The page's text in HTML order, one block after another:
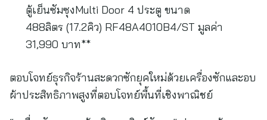
ตู้เย็นซัมซุงMulti Door 4 ประตู ขนาด
488ลิตร (17.2คิว) RF48A4010B4/ST มูลค่า
31,990 บาท**
ตอบโจทย์ธุรกิจร้านสะดวกซักยุคใหม่ด้วยเครื่องซักและอบ
ผ้าประสิทธิภาพสูงที่ตอบโจทย์พื้นที่เชิงพาณิชย์